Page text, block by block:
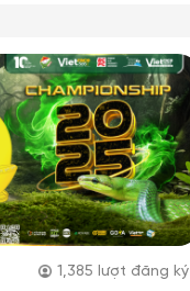
1,385 lượt đăng ký